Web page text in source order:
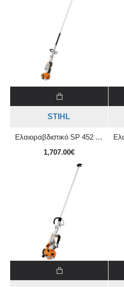
STIHL
Ελαιοραβδιστικό SP 452 με σωλήνα 2,60m
1,707.00€